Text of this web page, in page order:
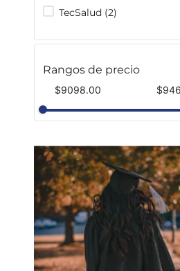
TecSalud (2)
Rangos de precio
$9098.00